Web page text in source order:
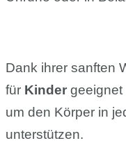
Dank ihrer sanften
für Kinder geeignet
um den Körper in
unterstützen.